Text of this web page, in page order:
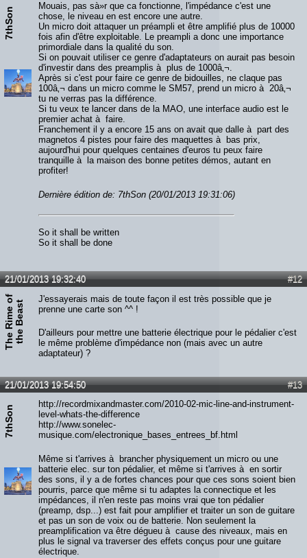
7thSon
Mouais, pas sà»r que ca fonctionne, l'impédance c'est une
chose, le niveau en est encore une autre.
Un micro doit attaquer un préampli et être amplifié plus de 10000
fois afin d'être exploitable. Le preampli a donc une importance
primordiale dans la qualité du son.
Si on pouvait utiliser ce genre d'adaptateurs on aurait pas besoin
d'investir dans des preamplis à plus de 1000â‚¬.
Après si c'est pour faire ce genre de bidouilles, ne claque pas
100â‚¬ dans un micro comme le SM57, prend un micro à 20â‚¬
tu ne verras pas la différence.
Si tu veux te lancer dans de la MAO, une interface audio est le
premier achat à faire.
Franchement il y a encore 15 ans on avait que dalle à part des
magnetos 4 pistes pour faire des maquettes à bas prix,
aujourd'hui pour quelques centaines d'euros tu peux faire
tranquille à la maison des bonne petites démos, autant en
profiter!
Dernière édition de: 7thSon (20/01/2013 19:31:06)
So it shall be written
So it shall be done
#12
21/01/2013 19:32:40
T
h
e
R
i
m
e
o
f
t
h
e
B
e
a
st
J'essayerais mais de toute façon il est très possible que je
prenne une carte son ^^ !
D'ailleurs pour mettre une batterie électrique pour le pédalier c'est
le même problème d'impédance non (mais avec un autre
adaptateur) ?
#13
21/01/2013 19:54:50
7thSon
http://recordmixandmaster.com/2010-02-mic-line-and-instrument-
level-whats-the-difference
http://www.sonelec-
musique.com/electronique_bases_entrees_bf.html
Même si t'arrives à brancher physiquement un micro ou une
batterie elec. sur ton pédalier, et même si t'arrives à en sortir
des sons, il y a de fortes chances pour que ces sons soient bien
pourris, parce que même si tu adaptes la connectique et les
impédances, il n'en reste pas moins vrai que ton pédalier
(preamp, dsp...) est fait pour amplifier et traiter un son de guitare
et pas un son de voix ou de batterie. Non seulement la
preamplification va être dégueu à cause des niveaux, mais en
plus le signal va traverser des effets conçus pour une guitare
électrique.